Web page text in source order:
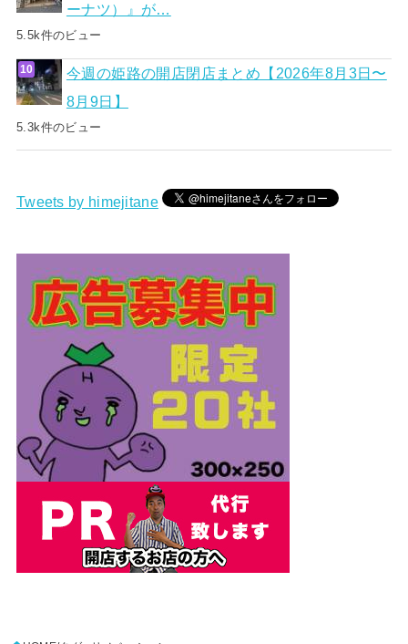
ーナツ）』が…
5.5k件のビュー
今週の姫路の開店閉店まとめ【2026年8月3日〜
8月9日】
5.3k件のビュー
Tweets by himejitane